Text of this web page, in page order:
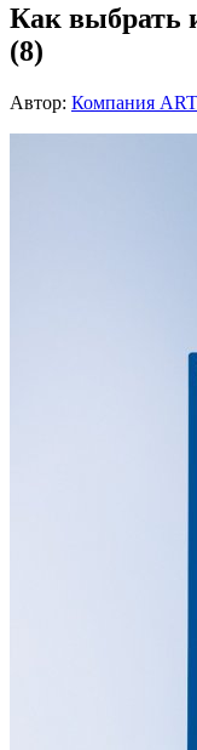
Как выбрать
(8)
Автор: Компания